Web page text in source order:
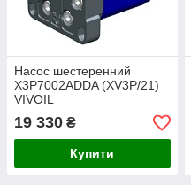
Насос шестеренний
X3P7002ADDA (XV3P/21)
VIVOIL
19 330 ₴
Купити